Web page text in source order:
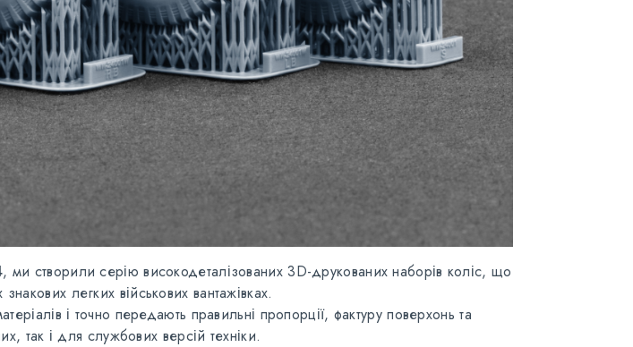
, ми створили серію високодеталізованих 3D-друкованих наборів коліс, що
легких військових вантажівках.
і точно передають правильні пропорції, фактуру поверхонь та
так і для службових версій техніки.